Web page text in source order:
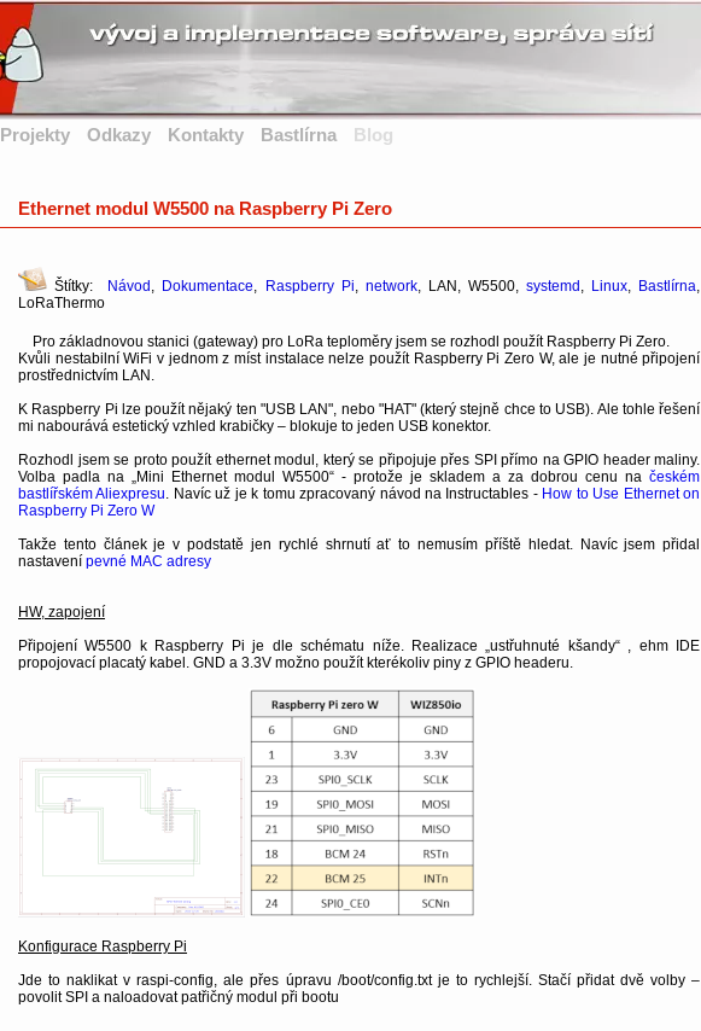
Projekty Odkazy Kontakty Bastlírna Blog
Ethernet modul W5500 na Raspberry Pi Zero
Štítky: Návod , Dokumentace, Raspberry Pi, network, LAN, W5500,systemd , Linux, Bastlírna,
LoRaThermo
Pro základnovou stanici (gateway) pro LoRa teploměry jsem se rozhodl použít Raspberry Pi Zero.
Kvůli nestabilní WiFi v jednom z míst instalace nelze použít Raspberry Pi Zero W, ale je nutné připojení
prostřednictvím LAN.
K Raspberry Pi lze použít nějaký ten "USB LAN", nebo "HAT" (který stejně chce to USB). Ale tohle řešení
mi nabourává estetický vzhled krabičky – blokuje to jeden USB konektor.
Rozhodl jsem se proto použít ethernet modul, který se připojuje přes SPI přímo na GPIO header maliny.
Volba padla na „Mini Ethernet modul W5500“ - protože je skladem a za dobrou cenu načeském
bastlířském Aliexpresu. Navíc už je k tomu zpracovaný návod na Instructables - How to Use Ethernet on
Raspberry Pi Zero W
Takže tento článek je v podstatě jen rychlé shrnutí ať to nemusím příště hledat. Navíc jsem přidal
nastavení pevné MAC adresy
HW, zapojení
Připojení W5500 k Raspberry Pi je dle schématu níže. Realizace „ustřuhnuté kšandy“ , ehm IDE
propojovací placatý kabel. GND a 3.3V možno použít kterékoliv piny z GPIO headeru.
Konfigurace Raspberry Pi
Jde to naklikat v raspi-config, ale přes úpravu /boot/config.txt je to rychlejší. Stačí přidat dvě volby –
povolit SPI a naloadovat patřičný modul při bootu